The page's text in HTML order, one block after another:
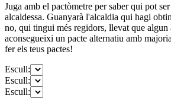
Juga amb el pactòmetre per saber qui pot
alcaldessa. Guanyarà l'alcaldia qui hagi
no, qui tingui més regidors, llevat que algun
aconsegueixi un pacte alternatiu amb
fer els teus pactes!
Escull:
Escull:
Escull: